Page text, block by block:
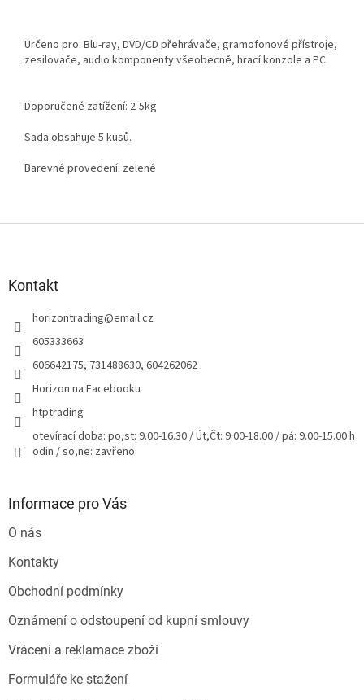
Určeno pro: Blu-ray, DVD/CD přehrávače, gramofonové přístroje,
zesilovače, audio komponenty všeobecně, hrací konzole a PC
Doporučené zatížení: 2-5kg
Sada obsahuje 5 kusů.
Barevné provedení: zelené
Kontakt
horizontrading@email.cz
605333663
606642175, 731488630, 604262062
Horizon na Facebooku
htptrading
otevírací doba: po,st: 9.00-16.30 / Út,Čt: 9.00-18.00 / pá: 9.00-15.00 h
odin / so,ne: zavřeno
Informace pro Vás
O nás
Kontakty
Obchodní podmínky
Oznámení o odstoupení od kupní smlouvy
Vrácení a reklamace zboží
Formuláře ke stažení